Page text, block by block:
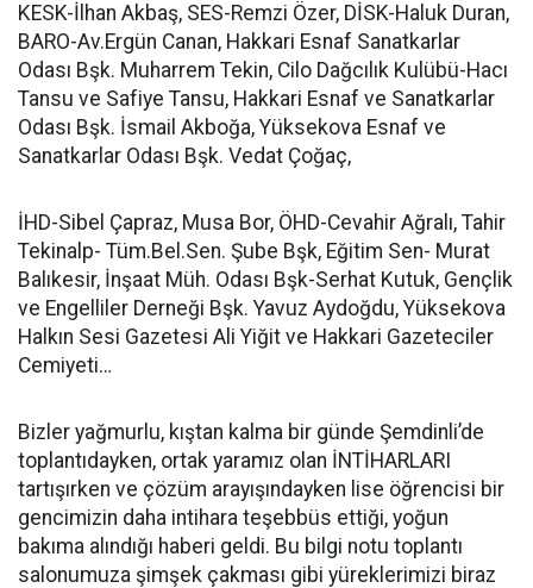
KESK-İlhan Akbaş, SES-Remzi Özer, DİSK-Haluk Duran,
BARO-Av.Ergün Canan, Hakkari Esnaf Sanatkarlar
Odası Bşk. Muharrem Tekin, Cilo Dağcılık Kulübü-Hacı
Tansu ve Safiye Tansu, Hakkari Esnaf ve Sanatkarlar
Odası Bşk. İsmail Akboğa, Yüksekova Esnaf ve
Sanatkarlar Odası Bşk. Vedat Çoğaç,
İHD-Sibel Çapraz, Musa Bor, ÖHD-Cevahir Ağralı, Tahir
Tekinalp- Tüm.Bel.Sen. Şube Bşk, Eğitim Sen- Murat
Balıkesir, İnşaat Müh. Odası Bşk-Serhat Kutuk, Gençlik
ve Engelliler Derneği Bşk. Yavuz Aydoğdu, Yüksekova
Halkın Sesi Gazetesi Ali Yiğit ve Hakkari Gazeteciler
Cemiyeti…
Bizler yağmurlu, kıştan kalma bir günde Şemdinli’de
toplantıdayken, ortak yaramız olan İNTİHARLARI
tartışırken ve çözüm arayışındayken lise öğrencisi bir
gencimizin daha intihara teşebbüs ettiği, yoğun
bakıma alındığı haberi geldi. Bu bilgi notu toplantı
salonumuza şimşek çakması gibi yüreklerimizi biraz